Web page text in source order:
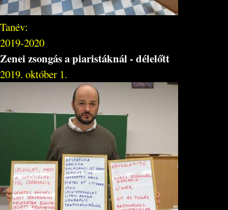
Tanév:
2019-2020
Zenei zsongás a piaristáknál - délelőtt
2019. október 1.